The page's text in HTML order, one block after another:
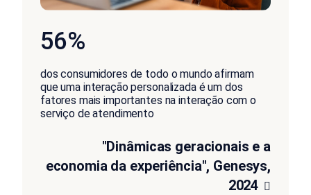
56%
dos consumidores de todo o mundo afirmam
que uma interação personalizada é um dos
fatores mais importantes na interação com o
serviço de atendimento
"Dinâmicas geracionais e a
economia da experiência", Genesys,
2024